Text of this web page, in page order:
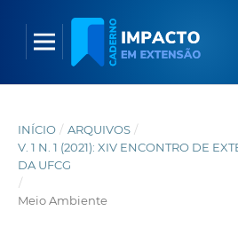
INÍCIO / ARQUIVOS /
V. 1 N. 1 (2021): XIV ENCONTRO DE
DA UFCG
/
Meio Ambiente